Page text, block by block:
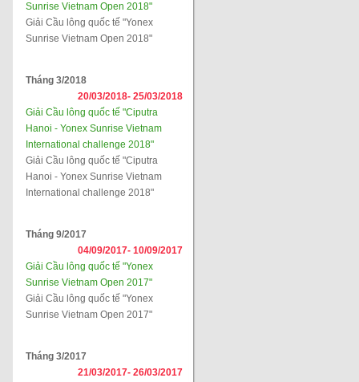
Sunrise Vietnam Open 2018"
Giải Cầu lông quốc tế "Yonex
Sunrise Vietnam Open 2018"
Tháng 3/2018
20/03/2018- 25/03/2018
Giải Cầu lông quốc tế "Ciputra
Hanoi - Yonex Sunrise Vietnam
International challenge 2018"
Giải Cầu lông quốc tế "Ciputra
Hanoi - Yonex Sunrise Vietnam
International challenge 2018"
Tháng 9/2017
04/09/2017- 10/09/2017
Giải Cầu lông quốc tế "Yonex
Sunrise Vietnam Open 2017"
Giải Cầu lông quốc tế "Yonex
Sunrise Vietnam Open 2017"
Tháng 3/2017
21/03/2017- 26/03/2017